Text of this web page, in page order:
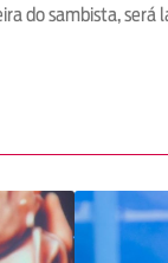
do sambista, será